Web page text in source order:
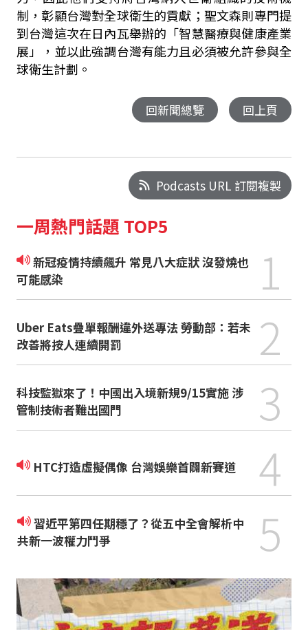
制，彰顯台灣對全球衛生的貢獻；聖文森則專門提
到台灣這次在日內瓦舉辦的「智慧醫療與健康產業
展」，並以此強調台灣有能力且必須被允許參與全
球衛生計劃。
回新聞總覽 回上頁
Podcasts URL 訂閱複製
一周熱門話題 TOP5
新冠疫情持續飆升 常見八大症狀 沒發燒也
可能感染
1
Uber Eats疊單報酬違外送專法 勞動部：若未
改善將按人連續開罰
2
科技監獄來了！中國出入境新規9/15實施 涉
管制技術者難出國門
3
HTC打造虛擬偶像 台灣娛樂首闢新賽道 4
習近平第四任期穩了？從五中全會解析中
共新一波權力鬥爭
5